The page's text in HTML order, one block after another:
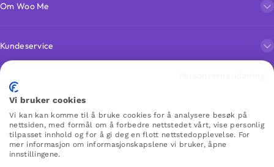
Om Woo Me
Kundeservice
Favoritter
WOO ME
Vi bruker cookies
Vi kan kan komme til å bruke cookies for å analysere besøk på
nettsiden, med formål om å forbedre nettstedet vårt, vise personlig
tilpasset innhold og for å gi deg en flott nettstedopplevelse. For
mer informasjon om informasjonskapslene vi bruker, åpne
innstillingene.